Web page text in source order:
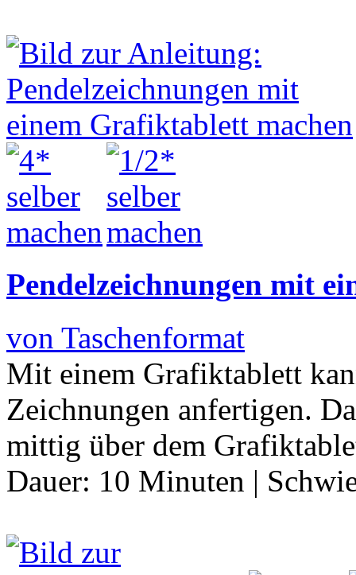
Pendelzeichnungen mit
von Taschenformat
Mit einem Grafiktablett
Zeichnungen anfertigen.
mittig über dem
Dauer: 10 Minuten |